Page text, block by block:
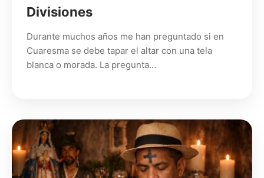
Divisiones
Durante muchos años me han preguntado si en
Cuaresma se debe tapar el altar con una tela
blanca o morada. La pregunta…